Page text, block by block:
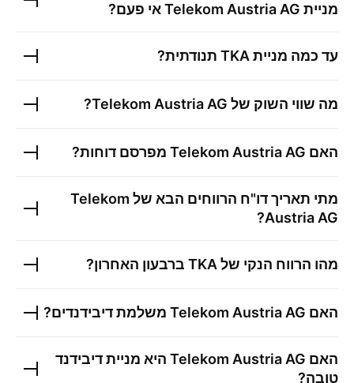
מניית Telekom Austria AGאי פעם?
עד כמה מניית TKA תנודתית?
מה שווי השוק של Telekom Austria AG
?
האם Telekom Austria AG מפרסם דוחות?
מתי תאריך דו"ח הרווחים הבא של Telekom
Austria AG
?
מהו הרווח הנקי של TKA ברבעון האחרון?
האם Telekom Austria AG משלמת דיבידנדים?
האם Telekom Austria AG היא מניית דיבידנד
טובה?